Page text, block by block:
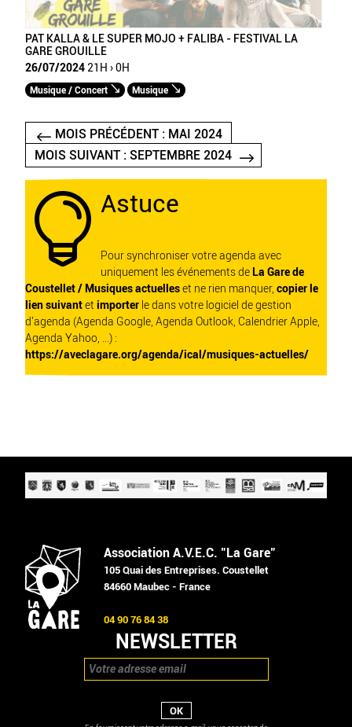
PAT KALLA & LE SUPER MOJO + FALIBA - FESTIVAL LA
GARE GROUILLE
26/07/2024 21H › 0H
Musique / Concert Musique
MOIS PRÉCÉDENT : MAI 2024
MOIS SUIVANT : SEPTEMBRE 2024
 Astuce
Pour synchroniser votre agenda avec
uniquement les événements de La Gare de
Coustellet / Musiques actuelleset ne rien manquer, copier le
lien suivantet importer le dans votre logiciel de gestion
d'agenda (Agenda Google, Agenda Outlook, Calendrier Apple,
Agenda Yahoo, ...) :
https://aveclagare.org/agenda/ical/musiques-actuelles/
Association A.V.E.C. "La Gare"
105 Quai des Entreprises. Coustellet
84660 Maubec - France
04 90 76 84 38
NEWSLETTER